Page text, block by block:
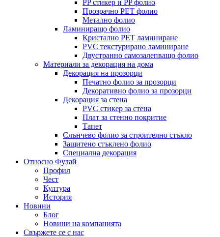
PP стикер и PP фолио
Прозрачно PET фолио
Метално фолио
Ламиниращо фолио
Кристално PET ламиниране
PVC текстурирано ламиниране
Двустранно самозалепващо фолио
Материали за декорация на дома
Декорация на прозорци
Печатно фолио за прозорци
Декоративно фолио за прозорци
Декорация за стена
PVC стикер за стена
Плат за стенно покритие
Тапет
Слънчево фолио за строително стъкло
Защитено стъклено фолио
Специална декорация
Относно Фулай
Профил
Чест
Култура
История
Новини
Блог
Новини на компанията
Свържете се с нас